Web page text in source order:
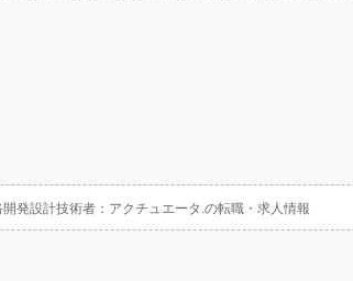
開発設計技術者：アクチュエータ.の転職・求人情報